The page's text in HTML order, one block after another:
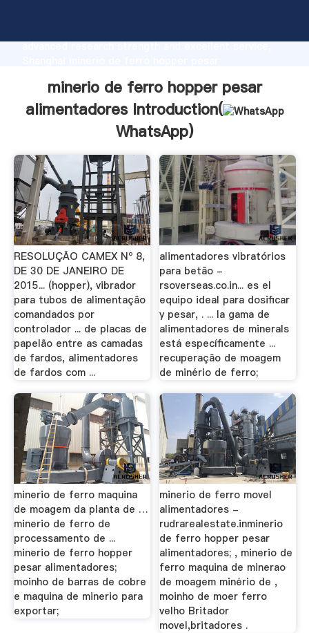
advanced research strength and excellent service,
values to all of customers.
minerio de ferro hopper pesar
alimentadores Introduction(
WhatsApp)
RESOLUÇÃO CAMEX Nº 8,
DE 30 DE JANEIRO DE
2015... (hopper), vibrador
para tubos de alimentação
comandados por
controlador ... de placas de
papelão entre as camadas
de fardos, alimentadores
de fardos com ...
alimentadores vibratórios
para betão -
rsoverseas.co.in... es el
equipo ideal para dosificar
y pesar, . ... la gama de
alimentadores de minerals
está específicamente ...
recuperação de moagem
de minério de ferro;
minerio de ferro maquina
de moagem da planta de …
minerio de ferro de
processamento de ...
minerio de ferro hopper
pesar alimentadores;
moinho de barras de cobre
e maquina de minerio para
exportar;
minerio de ferro movel
alimentadores -
rudrarealestate.inminerio
de ferro hopper pesar
alimentadores; , minerio de
ferro maquina de minerao
de moagem minério de ,
moinho de moer ferro
velho Britador
movel,britadores .